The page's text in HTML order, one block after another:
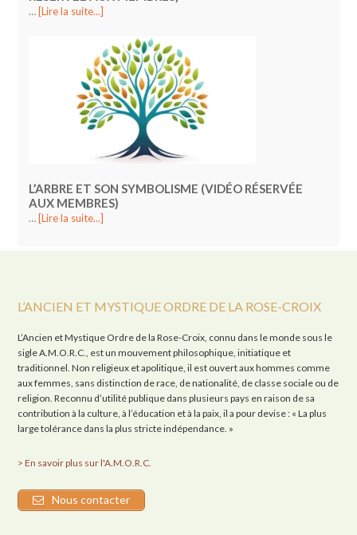
… [Lire la suite...]
L’ARBRE ET SON SYMBOLISME (VIDÉO RÉSERVÉE
AUX MEMBRES)
… [Lire la suite...]
L’ANCIEN ET MYSTIQUE ORDRE DE LA ROSE-CROIX
L’Ancien et Mystique Ordre de la Rose-Croix, connu dans le monde sous le
sigle A.M.O.R.C., est un mouvement philosophique, initiatique et
traditionnel. Non religieux et apolitique, il est ouvert aux hommes comme
aux femmes, sans distinction de race, de nationalité, de classe sociale ou de
religion. Reconnu d’utilité publique dans plusieurs pays en raison de sa
contribution à la culture, à l’éducation et à la paix, il a pour devise : « La plus
large tolérance dans la plus stricte indépendance. »
> En savoir plus sur l'A.M.O.R.C.
Nous contacter